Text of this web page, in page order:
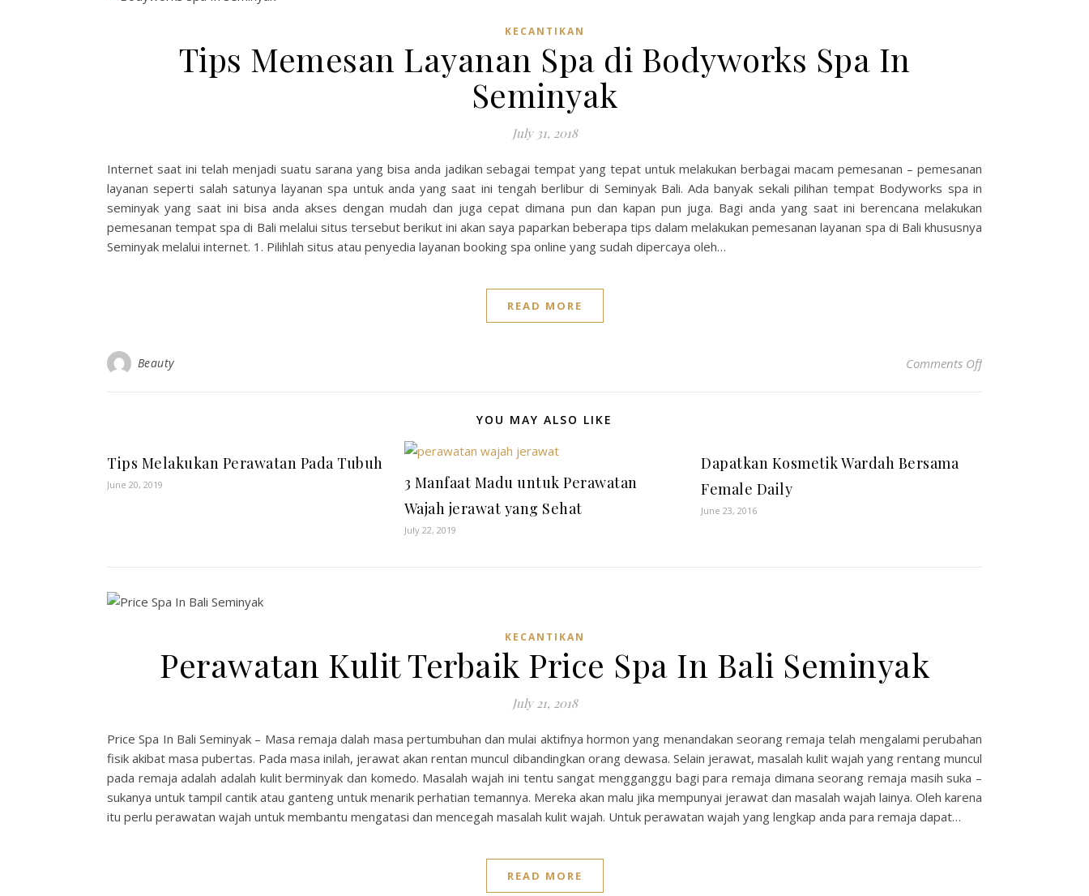
KECANTIKAN
Tips Memesan Layanan Spa di Bodyworks Spa In
Seminyak
July 31, 2018
Internet saat ini telah menjadi suatu sarana yang bisa anda jadikan sebagai tempat yang tepat untuk melakukan berbagai macam pemesanan – pemesanan
layanan seperti salah satunya layanan spa untuk anda yang saat ini tengah berlibur di Seminyak Bali. Ada banyak sekali pilihan tempat Bodyworks spa in
seminyak yang saat ini bisa anda akses dengan mudah dan juga cepat dimana pun dan kapan pun juga. Bagi anda yang saat ini berencana melakukan
pemesanan tempat spa di Bali melalui situs tersebut berikut ini akan saya paparkan beberapa tips dalam melakukan pemesanan layanan spa di Bali khususnya
Seminyak melalui internet. 1. Pilihlah situs atau penyedia layanan booking spa online yang sudah dipercaya oleh…
READ MORE
Beauty Comments Offon Tips Memesan
YOU MAY ALSO LIKE
Tips Melakukan Perawatan Pada Tubuh
June 20, 2019
3 Manfaat Madu untuk Perawatan
Wajah jerawat yang Sehat
July 22, 2019
Dapatkan Kosmetik Wardah Bersama
Female Daily
June 23, 2016
KECANTIKAN
Perawatan Kulit Terbaik Price Spa In Bali Seminyak
July 21, 2018
Price Spa In Bali Seminyak – Masa remaja dalah masa pertumbuhan dan mulai aktifnya hormon yang menandakan seorang remaja telah mengalami perubahan
fisik akibat masa pubertas. Pada masa inilah, jerawat akan rentan muncul dibandingkan orang dewasa. Selain jerawat, masalah kulit wajah yang rentang muncul
pada remaja adalah adalah kulit berminyak dan komedo. Masalah wajah ini tentu sangat mengganggu bagi para remaja dimana seorang remaja masih suka –
sukanya untuk tampil cantik atau ganteng untuk menarik perhatian temannya. Mereka akan malu jika mempunyai jerawat dan masalah wajah lainya. Oleh karena
itu perlu perawatan wajah untuk membantu mengatasi dan mencegah masalah kulit wajah. Untuk perawatan wajah yang lengkap anda para remaja dapat…
READ MORE